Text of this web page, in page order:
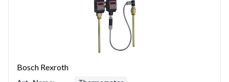
Bosch Rexroth